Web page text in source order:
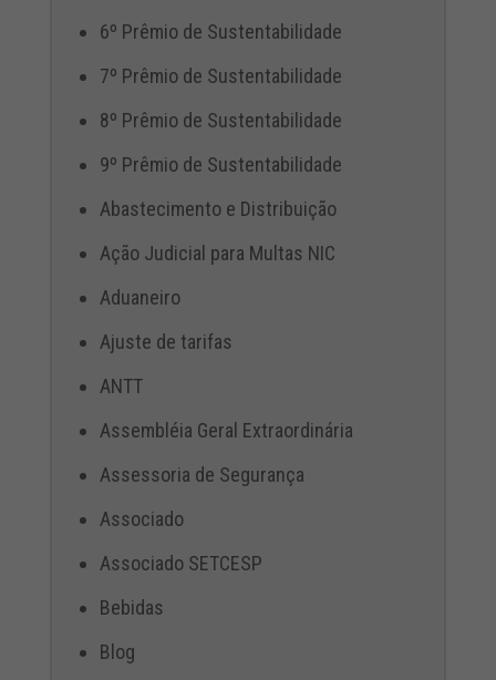
6º Prêmio de Sustentabilidade
7º Prêmio de Sustentabilidade
8º Prêmio de Sustentabilidade
9º Prêmio de Sustentabilidade
Abastecimento e Distribuição
Ação Judicial para Multas NIC
Aduaneiro
Ajuste de tarifas
ANTT
Assembléia Geral Extraordinária
Assessoria de Segurança
Associado
Associado SETCESP
Bebidas
Blog